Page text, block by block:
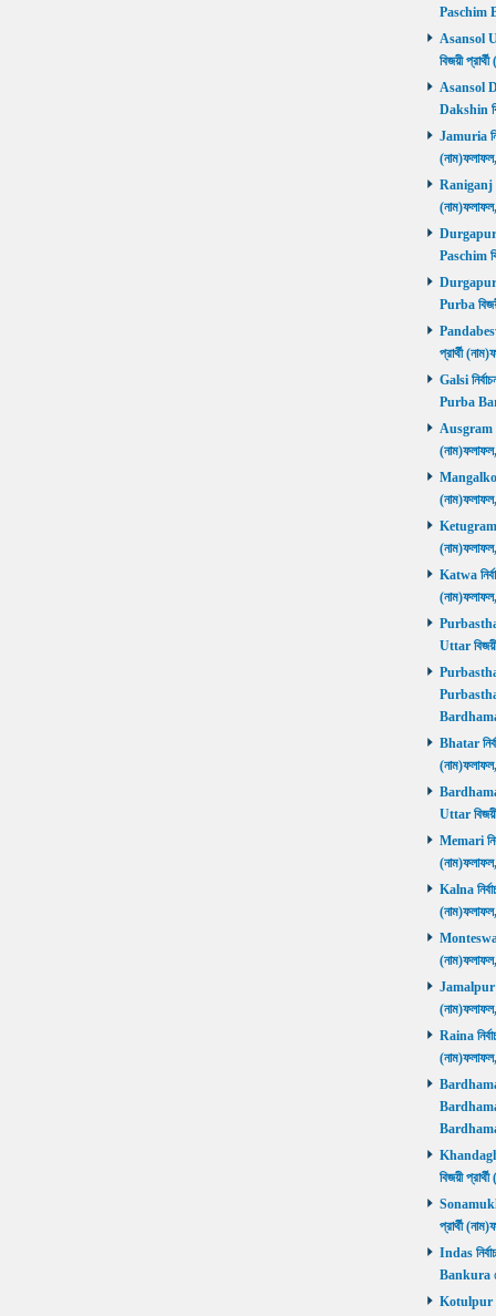
Paschim
Asansol
বিজয়ী
Asansol
Dakshin
Jamuria
Raniganj
Durgapur
Paschim
Durgapur
Purba
প্রার্থী
Galsi
Purba
Ausgram
Mangalkot
Ketugram
Katwa
Uttar
Bhatar
Uttar
Memari
Kalna
Monteswar
Jamalpur
Raina
বিজয়ী
Sonamukhi
প্রার্থী
Indas
Bankura
Kotulpur